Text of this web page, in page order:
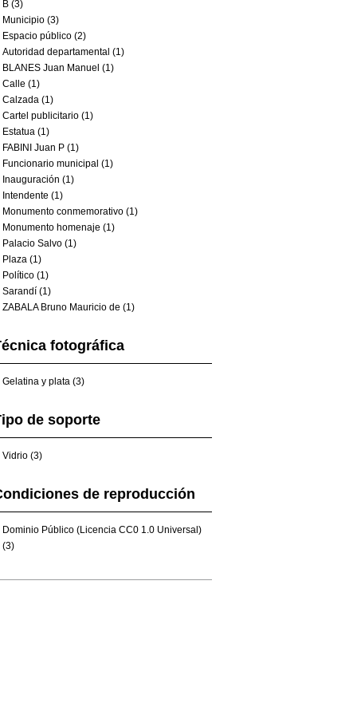
B (3)
Municipio (3)
Espacio público (2)
Autoridad departamental (1)
BLANES Juan Manuel (1)
Calle (1)
Calzada (1)
Cartel publicitario (1)
Estatua (1)
FABINI Juan P (1)
Funcionario municipal (1)
Inauguración (1)
Intendente (1)
Monumento conmemorativo (1)
Monumento homenaje (1)
Palacio Salvo (1)
Plaza (1)
Político (1)
Sarandí (1)
ZABALA Bruno Mauricio de (1)
fotográfica
Gelatina y plata (3)
de soporte
Vidrio (3)
de reproducción
Dominio Público (Licencia CC0 1.0 Universal)
(3)